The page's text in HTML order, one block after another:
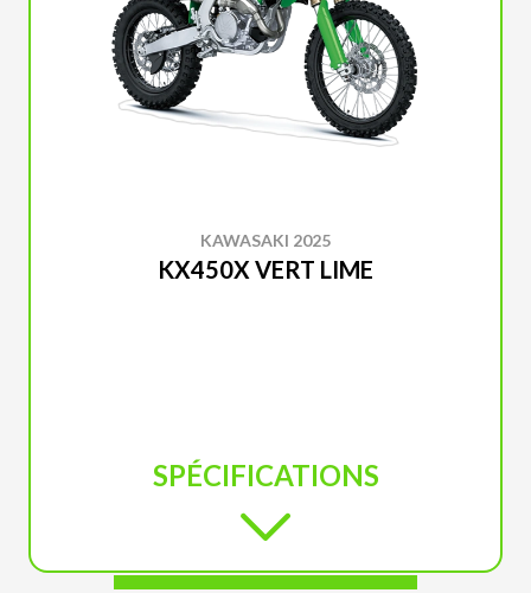
KAWASAKI 2025
KX450X VERT LIME
SPÉCIFICATIONS